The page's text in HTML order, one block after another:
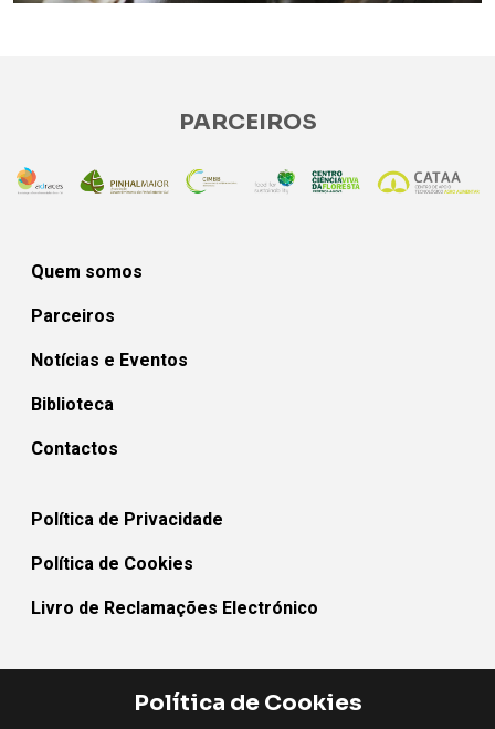
Política de Cookies
PARCEIROS
Quem somos
Parceiros
Notícias e Eventos
Biblioteca
Contactos
Política de Privacidade
Política de Cookies
Livro de Reclamações Electrónico
MEDEAT_BB - Rede Territorial Para a Alimentação Sustentável e